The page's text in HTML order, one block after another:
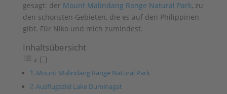
gesagt: der Mount Malindang Range Natural Park, zu
den schönsten Gebieten, die es auf den Philippinen
gibt. Für Niko und mich zumindest.
Inhaltsübersicht
Mount Malindang Range Natural Park
Ausflugsziel Lake Duminagat